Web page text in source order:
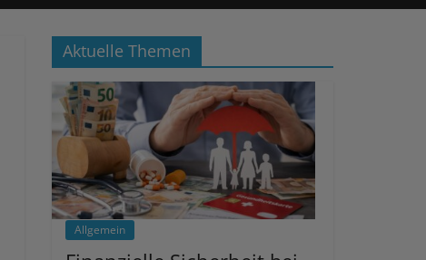
Aktuelle Themen
Allgemein